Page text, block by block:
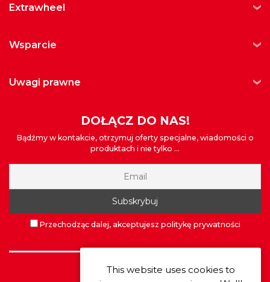
extrawheel
wsparcie
uwagi prawne
DOŁĄCZ DO NAS!
Bądźmy w kontakcie, otrzymuj oferty specjalne, wiadomości o
produktach i nie tylko ...
Przechodząc dalej, akceptujesz politykę prywatności
Extrawheel2026
This website uses cookies to